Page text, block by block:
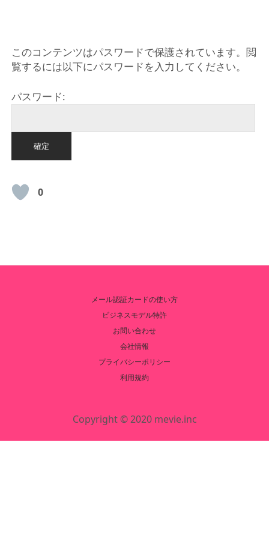
このコンテンツはパスワードで保護されています。閲
覧するには以下にパスワードを入力してください。
パスワード:
0
メール認証カードの使い方
ビジネスモデル特許
お問い合わせ
会社情報
プライバシーポリシー
利用規約
Copyright © 2020 mevie.inc